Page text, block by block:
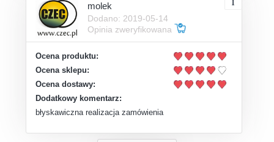
molek
Dodano: 2019-05-14
Opinia zweryfikowana
Ocena produktu:
Ocena sklepu:
Ocena dostawy:
Dodatkowy komentarz:
błyskawiczna realizacja zamówienia